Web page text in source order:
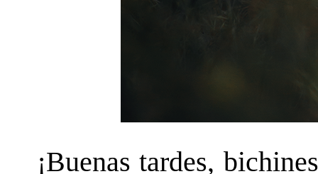
¡Buenas tardes,